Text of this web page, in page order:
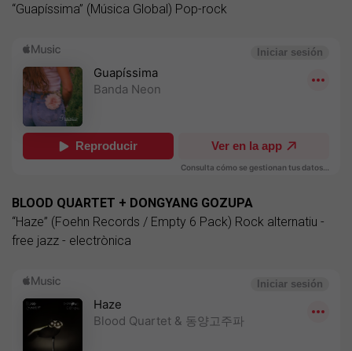
“Guapíssima” (Música Global) Pop-rock
BLOOD QUARTET + DONGYANG GOZUPA
“Haze” (Foehn Records / Empty 6 Pack) Rock alternatiu -
free jazz - electrònica